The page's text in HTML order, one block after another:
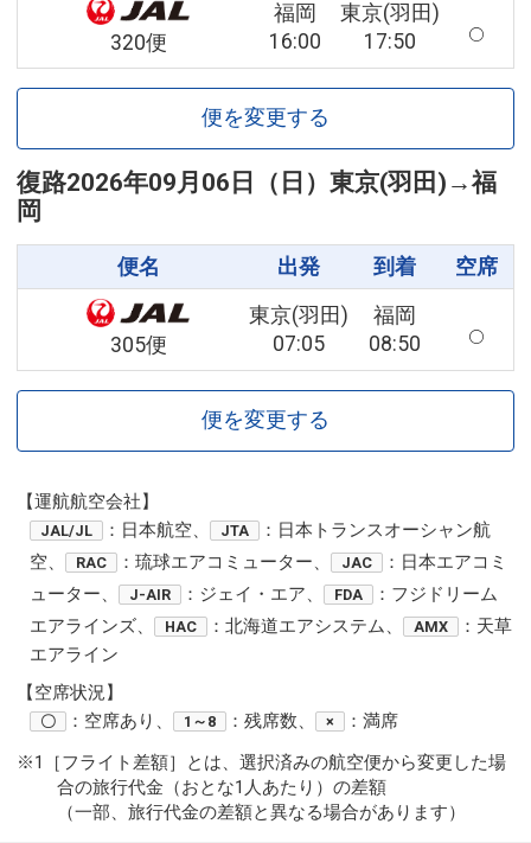
320便
福岡
16:00
東京(羽田)
17:50
便を変更する
復路2026年09月06日（日） 東京(羽田) →福
岡
便名 出発 到着 空席
305便
東京(羽田)
07:05
福岡
08:50
便を変更する
【運航航空会社】
JAL/JL ：日本航空、 JTA
：日本トランスオーシャン航
空、
RAC ：琉球エアコミューター、 JAC
：日本エアコミ
ューター、
J-AIR ：ジェイ・エア、 FDA
：フジドリーム
エアラインズ、
HAC ：北海道エアシステム、 AMX
：天草
エアライン
【空席状況】
〇 ：空席あり、 1～8 ：残席数、 ×
：満席
※1［フライト差額］とは、選択済みの航空便から変更した場
合の旅行代金（おとな1人あたり）の差額
（一部、旅行代金の差額と異なる場合があります）